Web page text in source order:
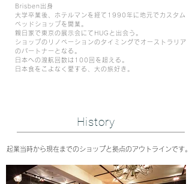
Brisben出身
大学卒業後、ホテルマンを経て1990年に地元でカスタム
ベッドショップを開業。
親日家で東京の展示会にてHUGと出会う。
ショップのリノベーションのタイミングでオーストラリア
のパートナーとなる。
日本への渡航回数は100回を超える。
日本食をこよなく愛する、大の旅好き。
History
起業当時から現在までのショップと拠点のアウトラインです。